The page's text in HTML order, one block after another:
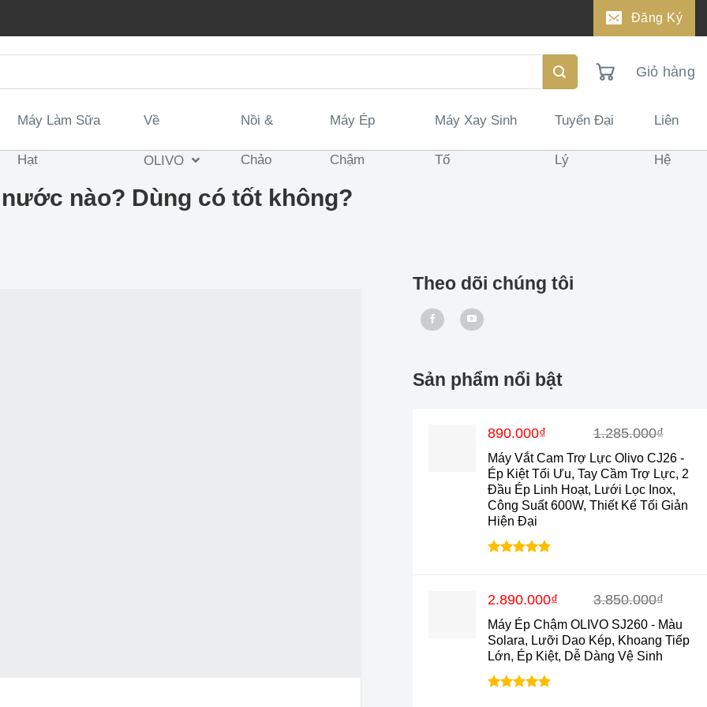
Đăng Ký
Giỏ hàng
Máy Làm Sữa
Hạt
Về
OLIVO
Nồi &
Chảo
Máy Ép
Chậm
Máy Xay Sinh
Tố
Tuyển Đại
Lý
Liên
Hệ
nào? Dùng có tốt không?
Theo dõi chúng tôi
Sản phẩm nổi bật
Máy Vắt Cam Trợ Lực Olivo CJ26 -
Ép Kiệt Tối Ưu, Tay Cầm Trợ Lực, 2
Đầu Ép Linh Hoạt, Lưới Lọc Inox,
Công Suất 600W, Thiết Kế Tối Giản
Hiện Đại
1.285.000₫
Giá
là:
1.285.000₫.
890.000₫
Giá
tại
là:
890.000₫.
Máy Ép Chậm OLIVO SJ260 - Màu
Solara, Lưỡi Dao Kép, Khoang Tiếp
Lớn, Ép Kiệt, Dễ Dàng Vệ Sinh
3.850.000₫
Giá
là:
3.850.000₫.
2.890.000₫
Giá
tại
là:
2.890.000₫.